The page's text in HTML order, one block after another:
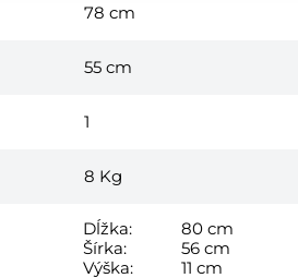
78 cm
55 cm
1
8 Kg
Dĺžka:
80 cm
Šírka:
56 cm
Výška:
11 cm